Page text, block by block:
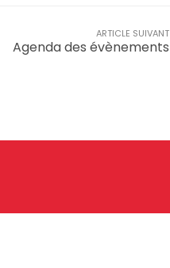
ARTICLE SUIVANT
Agenda des évènements